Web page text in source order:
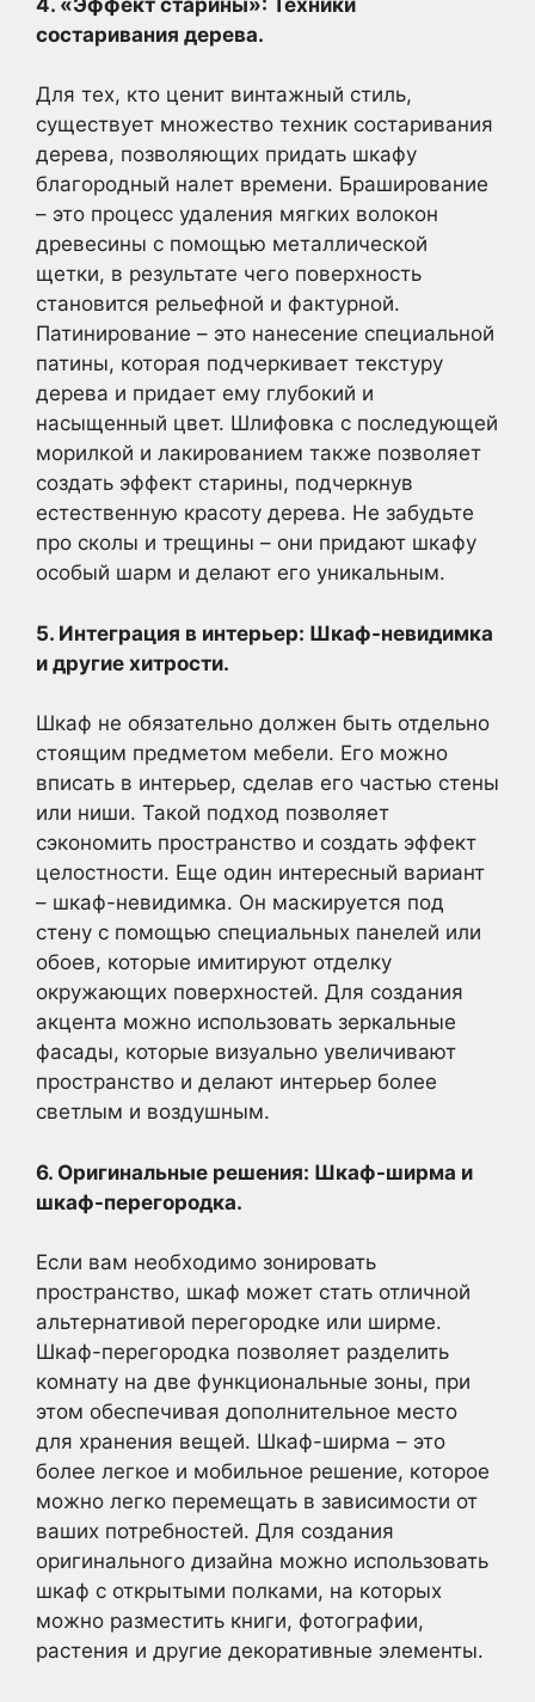
состаривания дерева.
Для тех, кто ценит винтажный стиль,
существует множество техник состаривания
дерева, позволяющих придать шкафу
благородный налет времени. Браширование
– это процесс удаления мягких волокон
древесины с помощью металлической
щетки, в результате чего поверхность
становится рельефной и фактурной.
Патинирование – это нанесение специальной
патины, которая подчеркивает текстуру
дерева и придает ему глубокий и
насыщенный цвет. Шлифовка с последующей
морилкой и лакированием также позволяет
создать эффект старины, подчеркнув
естественную красоту дерева. Не забудьте
про сколы и трещины – они придают шкафу
особый шарм и делают его уникальным.
5. Интеграция в интерьер: Шкаф-невидимка
и другие хитрости.
Шкаф не обязательно должен быть отдельно
стоящим предметом мебели. Его можно
вписать в интерьер, сделав его частью стены
или ниши. Такой подход позволяет
сэкономить пространство и создать эффект
целостности. Еще один интересный вариант
– шкаф-невидимка. Он маскируется под
стену с помощью специальных панелей или
обоев, которые имитируют отделку
окружающих поверхностей. Для создания
акцента можно использовать зеркальные
фасады, которые визуально увеличивают
пространство и делают интерьер более
светлым и воздушным.
6. Оригинальные решения: Шкаф-ширма и
шкаф-перегородка.
Если вам необходимо зонировать
пространство, шкаф может стать отличной
альтернативой перегородке или ширме.
Шкаф-перегородка позволяет разделить
комнату на две функциональные зоны, при
этом обеспечивая дополнительное место
для хранения вещей. Шкаф-ширма – это
более легкое и мобильное решение, которое
можно легко перемещать в зависимости от
ваших потребностей. Для создания
оригинального дизайна можно использовать
шкаф с открытыми полками, на которых
можно разместить книги, фотографии,
растения и другие декоративные элементы.